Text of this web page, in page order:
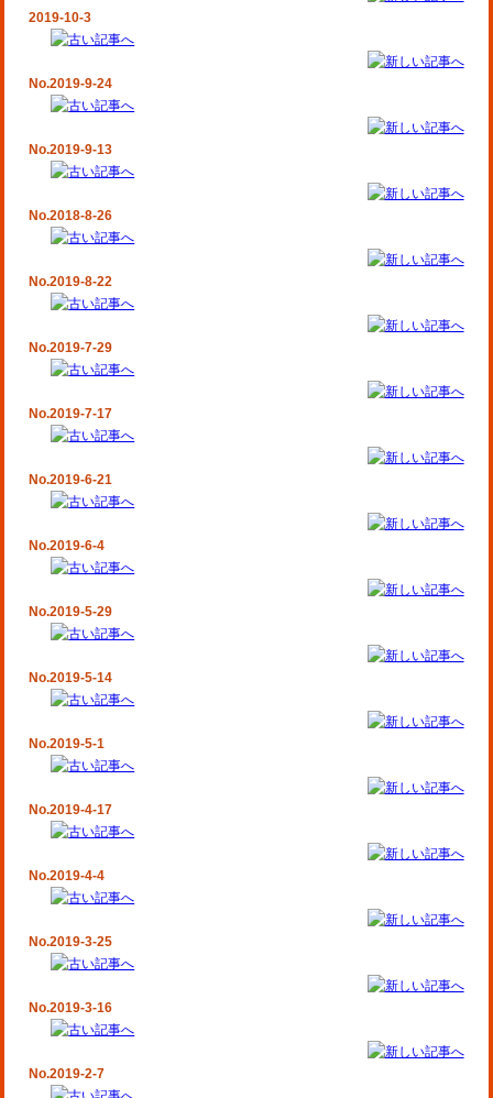
2019-10-3
No.2019-9-24
No.2019-9-13
No.2018-8-26
No.2019-8-22
No.2019-7-29
No.2019-7-17
No.2019-6-21
No.2019-6-4
No.2019-5-29
No.2019-5-14
No.2019-5-1
No.2019-4-17
No.2019-4-4
No.2019-3-25
No.2019-3-16
No.2019-2-7